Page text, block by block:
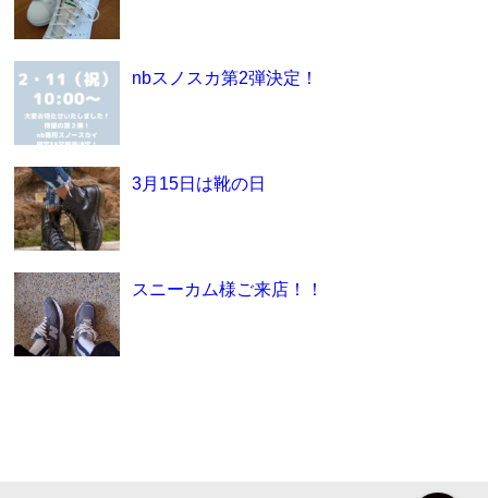
nbスノスカ第2弾決定！
3月15日は靴の日
スニーカム様ご来店！！